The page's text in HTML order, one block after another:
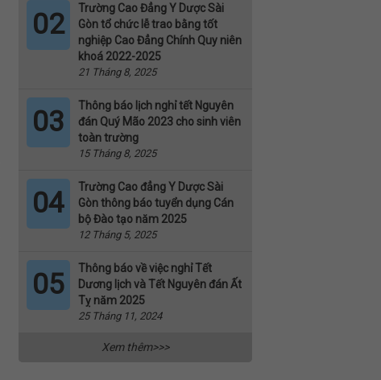
02
Trường Cao Đẳng Y Dược Sài
Gòn tổ chức lễ trao bằng tốt
nghiệp Cao Đẳng Chính Quy niên
khoá 2022-2025
21 Tháng 8, 2025
03
Thông báo lịch nghỉ tết Nguyên
đán Quý Mão 2023 cho sinh viên
toàn trường
15 Tháng 8, 2025
04
Trường Cao đẳng Y Dược Sài
Gòn thông báo tuyển dụng Cán
bộ Đào tạo năm 2025
12 Tháng 5, 2025
05
Thông báo về việc nghỉ Tết
Dương lịch và Tết Nguyên đán Ất
Tỵ năm 2025
25 Tháng 11, 2024
Xem thêm>>>